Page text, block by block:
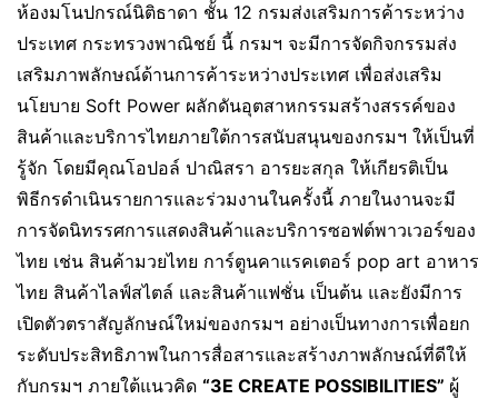
ห้องมโนปกรณ์นิติธาดา ชั้น 12 กรมส่งเสริมการค้าระหว่าง
ประเทศ กระทรวงพาณิชย์ นี้ กรมฯ จะมีการจัดกิจกรรมส่ง
เสริมภาพลักษณ์ด้านการค้าระหว่างประเทศ เพื่อส่งเสริม
นโยบาย Soft Power ผลักดันอุตสาหกรรมสร้างสรรค์ของ
สินค้าและบริการไทยภายใต้การสนับสนุนของกรมฯ ให้เป็นที่
รู้จัก โดยมีคุณโอปอล์ ปาณิสรา อารยะสกุล ให้เกียรติเป็น
พิธีกรดำเนินรายการและร่วมงานในครั้งนี้ ภายในงานจะมี
การจัดนิทรรศการแสดงสินค้าและบริการซอฟต์พาวเวอร์ของ
ไทย เช่น สินค้ามวยไทย การ์ตูนคาแรคเตอร์ pop art อาหาร
ไทย สินค้าไลฟ์สไตล์ และสินค้าแฟชั่น เป็นต้น และยังมีการ
เปิดตัวตราสัญลักษณ์ใหม่ของกรมฯ อย่างเป็นทางการเพื่อยก
ระดับประสิทธิภาพในการสื่อสารและสร้างภาพลักษณ์ที่ดีให้
กับกรมฯ ภายใต้แนวคิด “3E CREATE POSSIBILITIES” ผู้